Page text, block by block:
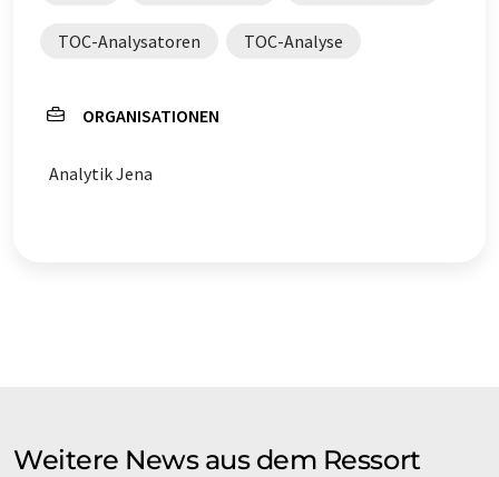
TOC-Analysatoren TOC-Analyse
ORGANISATIONEN
Analytik Jena
Weitere News aus dem Ressort